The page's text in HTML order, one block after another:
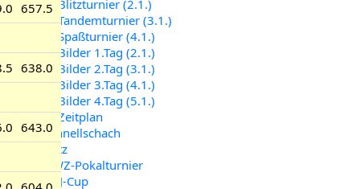
657.5
638.0
643.0
Blitzturnier (2.1.)
Tandemturnier (3.1.)
Spaßturnier (4.1.)
Bilder 1.Tag (2.1.)
Bilder 2.Tag (3.1.)
Bilder 3.Tag (4.1.)
Bilder 4.Tag (5.1.)
Zeitplan
Schnellschach
Blitz
DWZ-Pokalturnier
OSJ-Cup